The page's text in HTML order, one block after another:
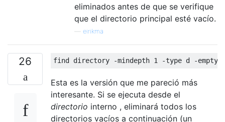
eliminados antes de que se verifique
que el directorio principal esté vacío.
eirikma
26 find directory -mindepth 1 -type d -empty
Esta es la versión que me pareció más
interesante. Si se ejecuta desde el
directorio interno , eliminará todos los
directorios vacíos a continuación (un